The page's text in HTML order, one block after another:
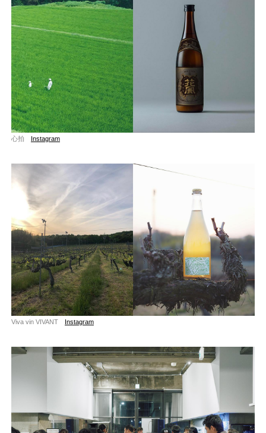
心拍 Instagram
Viva vin VIVANT Instagram